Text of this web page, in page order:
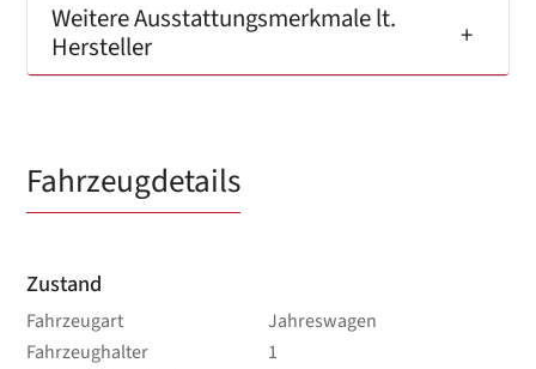
Weitere Ausstattungsmerkmale lt.
Hersteller
Fahrzeugdetails
Zustand
Fahrzeugart
Jahreswagen
Fahrzeughalter
1